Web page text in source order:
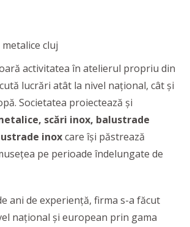
activitatea în atelierul propriu din
lucrări atât la nivel național, cât și
Societatea proiectează și
scări inox, balustrade
inoxcare își păstrează
pe perioade îndelungate de
ani de experiență, firma s-a făcut
național și european prin gama